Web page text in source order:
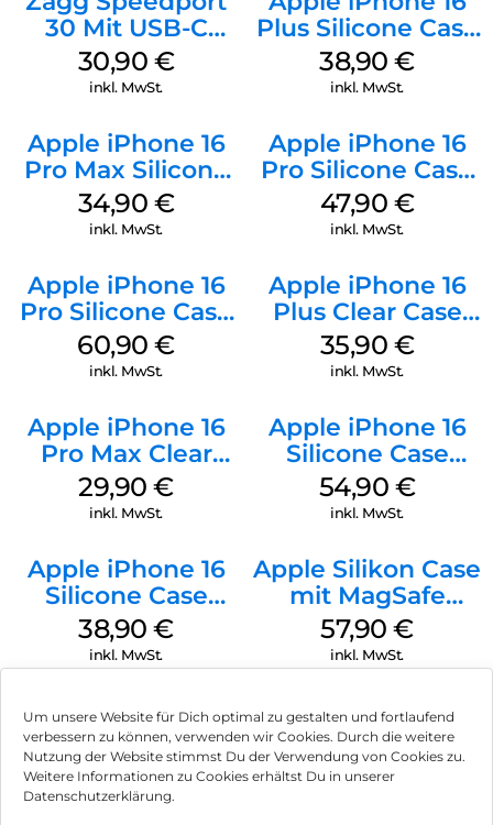
Um unsere Website für Dich optimal zu gestalten und fortlaufend
verbessern zu können, verwenden wir Cookies. Durch die weitere
Nutzung der Website stimmst Du der Verwendung von Cookies zu.
Weitere Informationen zu Cookies erhältst Du in unserer
Datenschutzerklärung.
30 Mit USB-C
Kabel Weiß
30,90 €
inkl. MwSt.
Plus Silicone Case
MagSafe Denim
38,90€
inkl. MwSt.
Apple iPhone 16
Pro Max Silicone
Case MagSafe
Denim
34,90 €
inkl. MwSt.
Apple iPhone 16
Pro Silicone Case
MagSafe Denim
47,90 €
inkl. MwSt.
Apple iPhone 16
Pro Silicone Case
MagSafe Stone
Gray
60,90€
inkl. MwSt.
Apple iPhone 16
Plus Clear Case
MagSafe
Transparent
35,90 €
inkl. MwSt.
Apple iPhone 16
Pro Max Clear
Case MagSafe
Transparent
29,90€
inkl. MwSt.
Apple iPhone 16
Silicone Case
MagSafe Lake
Green
54,90 €
inkl. MwSt.
Apple iPhone 16
Silicone Case
MagSafe
Ultramarine
38,90€
inkl. MwSt.
Apple Silikon Case
mit MagSafe
iPhone 14 Pro
(PRODUCT)RED
57,90€
inkl. MwSt.
Impressum